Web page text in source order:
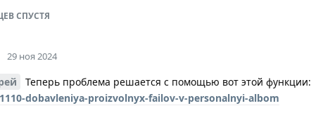
СПУСТЯ
29 ноя 2024
Теперь проблема решается с помощью вот этой функции:
dobavleniya-proizvolnyx-failov-v-personalnyi-albom